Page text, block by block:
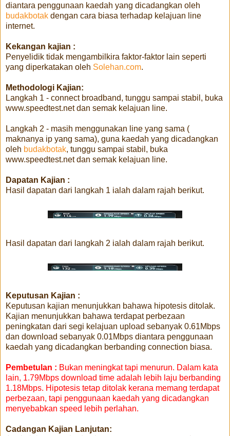
diantara penggunaan kaedah yang dicadangkan oleh
budakbotak dengan cara biasa terhadap kelajuan line
internet.
Kekangan kajian :
Penyelidik tidak mengambilkira faktor-faktor lain seperti
yang diperkatakan oleh Solehan.com.
Methodologi Kajian:
Langkah 1 - connect broadband, tunggu sampai stabil, buka
www.speedtest.net dan semak kelajuan line.
Langkah 2 - masih menggunakan line yang sama (
maknanya ip yang sama), guna kaedah yang dicadangkan
oleh budakbotak, tunggu sampai stabil, buka
www.speedtest.net dan semak kelajuan line.
Dapatan Kajian :
Hasil dapatan dari langkah 1 ialah dalam rajah berikut.
Hasil dapatan dari langkah 2 ialah dalam rajah berikut.
Keputusan Kajian :
Keputusan kajian menunjukkan bahawa hipotesis ditolak.
Kajian menunjukkan bahawa terdapat perbezaan
peningkatan dari segi kelajuan upload sebanyak 0.61Mbps
dan download sebanyak 0.01Mbps diantara penggunaan
kaedah yang dicadangkan berbanding connection biasa.
Pembetulan : Bukan meningkat tapi menurun. Dalam kata
lain, 1.79Mbps download time adalah lebih laju berbanding
1.18Mbps. Hipotesis tetap ditolak kerana memang terdapat
perbezaan, tapi penggunaan kaedah yang dicadangkan
menyebabkan speed lebih perlahan.
Cadangan Kajian Lanjutan: